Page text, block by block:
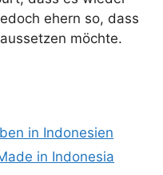
ehern so, dass
möchte.
in Indonesien
in Indonesia